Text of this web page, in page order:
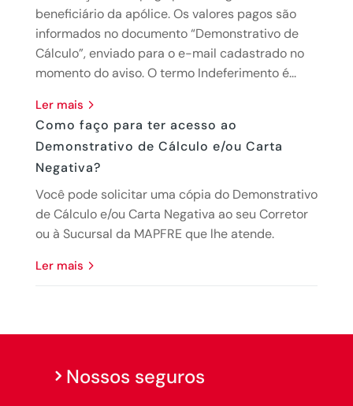
beneficiário da apólice. Os valores pagos são
informados no documento “Demonstrativo de
Cálculo”, enviado para o e-mail cadastrado no
momento do aviso. O termo Indeferimento é...
ler mais
Como faço para ter acesso ao
Demonstrativo de Cálculo e/ou Carta
Negativa?
Você pode solicitar uma cópia do Demonstrativo
de Cálculo e/ou Carta Negativa ao seu Corretor
ou à Sucursal da MAPFRE que lhe atende.
ler mais
Nossos seguros